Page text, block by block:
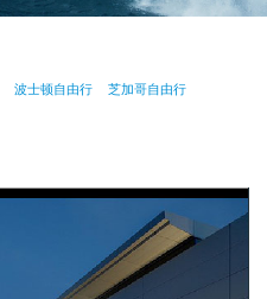
波士顿自由行 芝加哥自由行